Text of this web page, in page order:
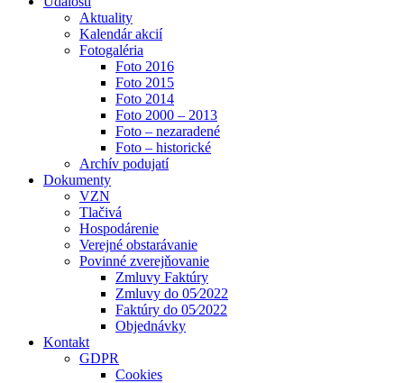
Aktuality
Kalendár akcií
Fotogaléria
Foto 2016
Foto 2015
Foto 2014
Foto 2000 – 2013
Foto – nezaradené
Foto – historické
Archív podujatí
Dokumenty
VZN
Tlačivá
Hospodárenie
Verejné obstarávanie
Povinné zverejňovanie
Zmluvy Faktúry
Zmluvy do 05⁄2022
Faktúry do 05⁄2022
Objednávky
Kontakt
GDPR
Cookies